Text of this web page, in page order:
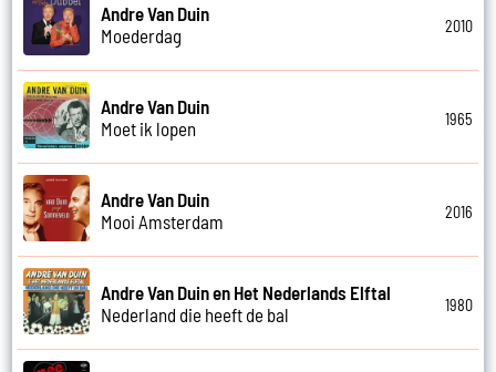
Andre Van Duin
Moederdag
2010
Andre Van Duin
Moet ik lopen
1965
Andre Van Duin
Mooi Amsterdam
2016
Andre Van Duin en Het Nederlands Elftal
Nederland die heeft de bal
1980